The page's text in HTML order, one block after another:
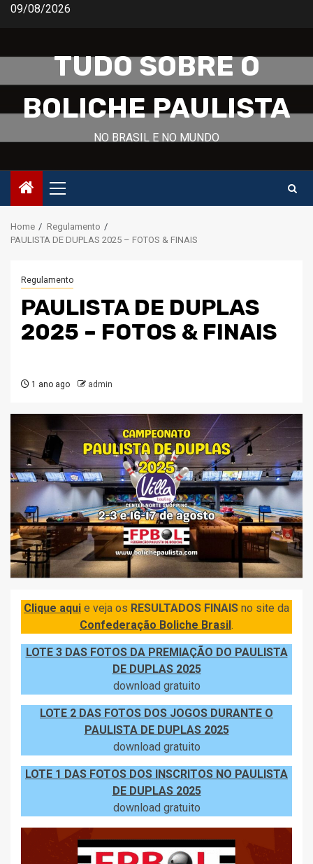
Skip09/08/2026
TUDO SOBRE O
BOLICHE PAULISTA
NO BRASIL E NO MUNDO
Primary
Menu
Home
Regulamento
PAULISTA DE DUPLAS 2025 – FOTOS & FINAIS
Regulamento
PAULISTA DE DUPLAS
2025 – FOTOS & FINAIS
1 ano ago admin
Clique aqui e veja os RESULTADOS FINAIS no site da
Confederação Boliche Brasil.
LOTE 3 DAS FOTOS DA PREMIAÇÃO DO PAULISTA
DE DUPLAS 2025
download gratuito
LOTE 2 DAS FOTOS DOS JOGOS DURANTE O
PAULISTA DE DUPLAS 2025
download gratuito
LOTE 1 DAS FOTOS DOS INSCRITOS NO PAULISTA
DE DUPLAS 2025
download gratuito